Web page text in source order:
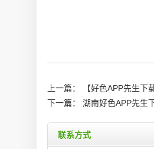
上一篇：
【好色APP先生
下一篇：
湖南好色APP先生
联系方式